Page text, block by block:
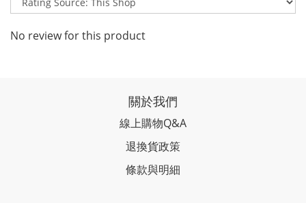
No review for this product
關於我們
線上購物Q&A
退換貨政策
條款與明細